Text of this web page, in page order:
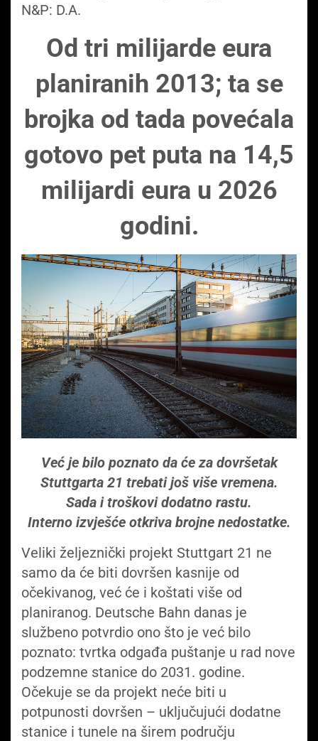
N&P: D.A.
Od tri milijarde eura
planiranih 2013; ta se
brojka od tada povećala
gotovo pet puta na 14,5
milijardi eura u 2026
godini.
Već je bilo poznato da će za dovršetak
Stuttgarta 21 trebati još više vremena.
Sada i troškovi dodatno rastu.
Interno izvješće otkriva brojne nedostatke.
Veliki željeznički projekt Stuttgart 21 ne
samo da će biti dovršen kasnije od
očekivanog, već će i koštati više od
planiranog. Deutsche Bahn danas je
službeno potvrdio ono što je već bilo
poznato: tvrtka odgađa puštanje u rad nove
podzemne stanice do 2031. godine.
Očekuje se da projekt neće biti u
potpunosti dovršen – uključujući dodatne
stanice i tunele na širem području